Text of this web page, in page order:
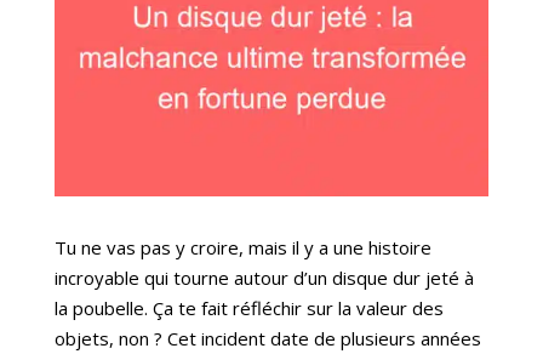
Tu ne vas pas y croire, mais il y a une histoire
incroyable qui tourne autour d’un disque dur jeté à
la poubelle. Ça te fait réfléchir sur la valeur des
objets, non ? Cet incident date de plusieurs années